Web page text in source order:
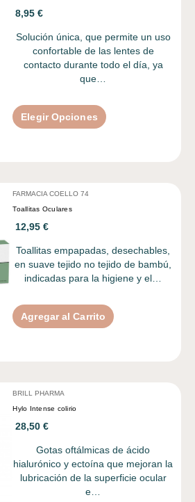
8,95 €
Solución única, que permite un uso
confortable de las lentes de
contacto durante todo el día, ya
que…
Elegir Opciones
FARMACIA COELLO 74
Toallitas Oculares
12,95 €
Toallitas empapadas, desechables,
en suave tejido no tejido de bambú,
indicadas para la higiene y el…
Agregar al Carrito
BRILL PHARMA
Hylo Intense colirio
28,50 €
Gotas oftálmicas de ácido
hialurónico y ectoína que mejoran la
lubricación de la superficie ocular
e…